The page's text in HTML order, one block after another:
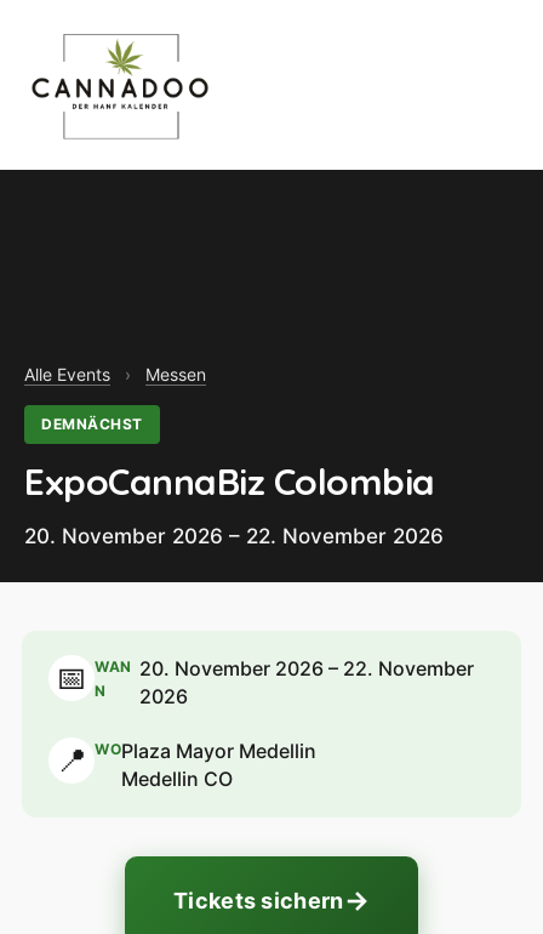
Alle Events › Messen
DEMNÄCHST
ExpoCannaBiz Colombia
20. November 2026 – 22. November 2026
📅 WAN
N
20. November 2026 – 22. November
2026
📍 WOPlaza Mayor Medellin
Medellin CO
Tickets sichern→